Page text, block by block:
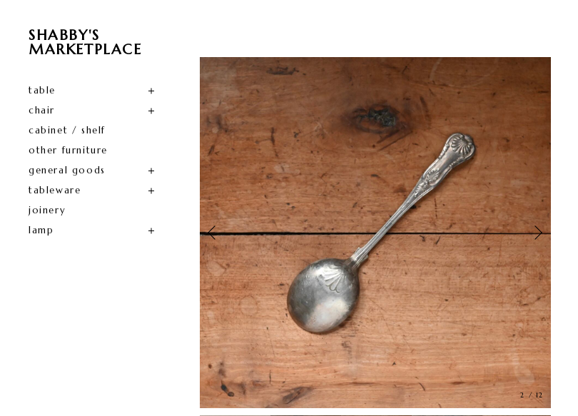
SHABBY'S
MARKETPLACE
table
chair
cabinet / shelf
other furniture
general goods
tableware
joinery
lamp
3 /12